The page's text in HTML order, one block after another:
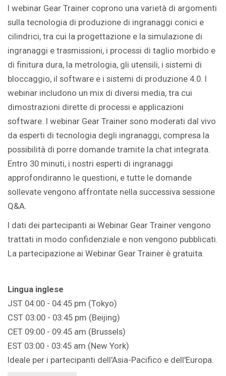
I webinar Gear Trainer coprono una varietà di argomenti
sulla tecnologia di produzione di ingranaggi conici e
cilindrici, tra cui la progettazione e la simulazione di
ingranaggi e trasmissioni, i processi di taglio morbido e
di finitura dura, la metrologia, gli utensili, i sistemi di
bloccaggio, il software e i sistemi di produzione 4.0. I
webinar includono un mix di diversi media, tra cui
dimostrazioni dirette di processi e applicazioni
software. I webinar Gear Trainer sono moderati dal vivo
da esperti di tecnologia degli ingranaggi, compresa la
possibilità di porre domande tramite la chat integrata.
Entro 30 minuti, i nostri esperti di ingranaggi
approfondiranno le questioni, e tutte le domande
sollevate vengono affrontate nella successiva sessione
Q&A.
I dati dei partecipanti ai Webinar Gear Trainer vengono
trattati in modo confidenziale e non vengono pubblicati.
La partecipazione ai Webinar Gear Trainer è gratuita.
Lingua inglese
JST 04:00 - 04:45 pm (Tokyo)
CST 03:00 - 03:45 pm (Beijing)
CET 09:00 - 09:45 am (Brussels)
EST 03:00 - 03:45 am (New York)
Ideale per i partecipanti dell'Asia-Pacifico e dell'Europa.